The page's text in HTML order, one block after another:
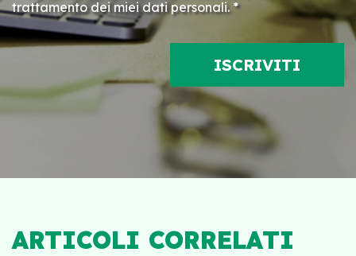
trattamento dei miei dati personali. *
ARTICOLI CORRELATI